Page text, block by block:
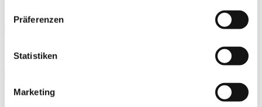
Präferenzen
Statistiken
Marketing
Alter Kind 4
* Plichtfeld
VOLLTEXTSUCHE
Heute